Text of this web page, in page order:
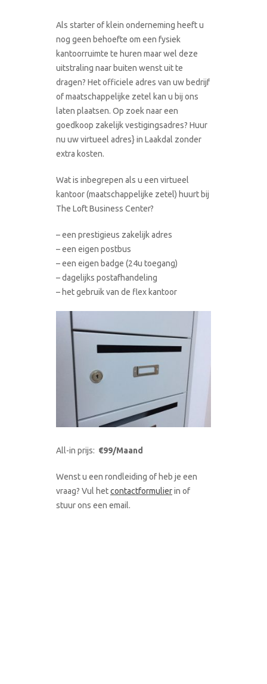
Als starter of klein onderneming heeft u
nog geen behoefte om een fysiek
kantoorruimte te huren maar wel deze
uitstraling naar buiten wenst uit te
dragen? Het officiele adres van uw bedrijf
of maatschappelijke zetel kan u bij ons
laten plaatsen. Op zoek naar een
goedkoop zakelijk vestigingsadres? Huur
nu uw virtueel adres} in Laakdal zonder
extra kosten.
Wat is inbegrepen als u een virtueel
kantoor (maatschappelijke zetel) huurt bij
The Loft Business Center?
– een prestigieus zakelijk adres
– een eigen postbus
– een eigen badge (24u toegang)
– dagelijks postafhandeling
– het gebruik van de flex kantoor
All-in prijs: €99/Maand
Wenst u een rondleiding of heb je een
vraag? Vul hetcontactformulierin of
stuur ons een email.